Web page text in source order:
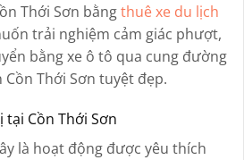
Thới Sơn bằngthuê xe du lịch
trải nghiệm cảm giác phượt,
bằng xe ô tô qua cung đường
Cồn Thới Sơn tuyệt đẹp.
Cồn Thới Sơn
là hoạt động được yêu thích